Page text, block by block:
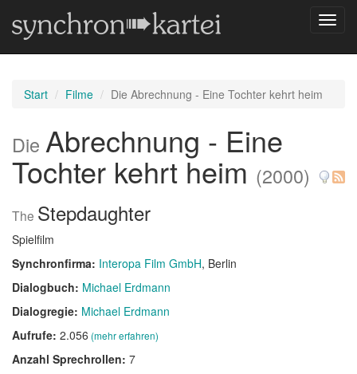
Start Filme Die Abrechnung - Eine Tochter kehrt heim
Die Abrechnung - Eine
Tochter kehrt heim (2000)
The Stepdaughter
Spielfilm
Synchronfirma: Interopa Film GmbH, Berlin
Dialogbuch: Michael Erdmann
Dialogregie: Michael Erdmann
Aufrufe: 2.056 (mehr erfahren)
Anzahl Sprechrollen: 7